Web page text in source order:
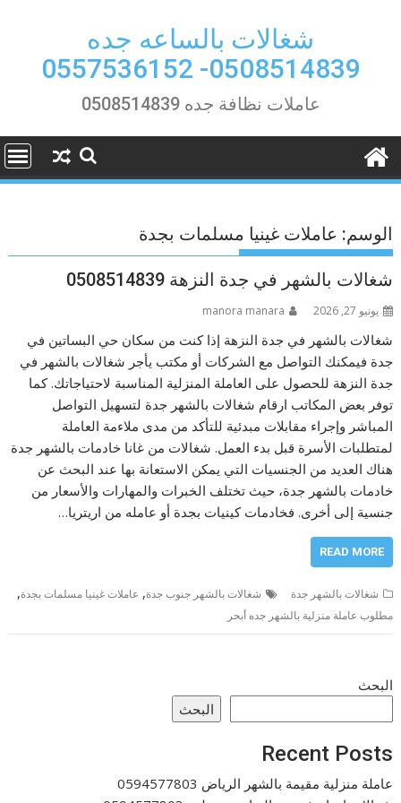
شغالات بالساعه جده
0508514839- 0557536152
عاملات نظافة جده 0508514839
الوسم: عاملات غينيا مسلمات بجدة
شغالات بالشهر في جدة النزهة 0508514839
يونيو 27, 2026 manora manara
شغالات بالشهر في جدة النزهة إذا كنت من سكان حي البساتين في
جدة فيمكنك التواصل مع الشركات أو مكتب يأجر شغالات بالشهر في
جدة النزهة للحصول على العاملة المنزلية المناسبة لاحتياجاتك. كما
توفر بعض المكاتب ارقام شغالات بالشهر جدة لتسهيل التواصل
المباشر وإجراء مقابلات مبدئية للتأكد من مدى ملاءمة العاملة
لمتطلبات الأسرة قبل بدء العمل. شغالات من غانا خادمات بالشهر جدة
هناك العديد من الجنسيات التي يمكن الاستعانة بها عند البحث عن
خادمات بالشهر جدة، حيث تختلف الخبرات والمهارات والأسعار من
جنسية إلى أخرى. فخادمات كينيات بجدة أو عامله من اريتريا…
READ MORE
شغالات بالشهر جدة شغالات بالشهر جنوب جدة, عاملات غينيا مسلمات بجدة,
مطلوب عاملة منزلية بالشهر جده أبحر
البحث
البحث
Recent Posts
عاملة منزلية مقيمة بالشهر الرياض 0594577803